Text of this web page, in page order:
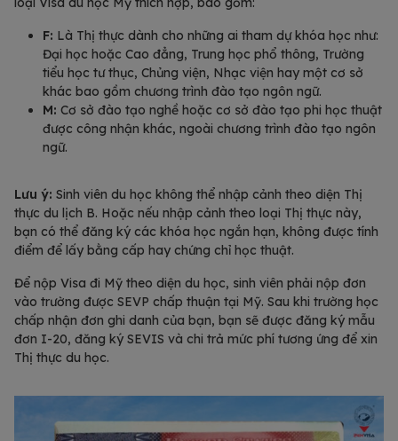
F: Là Thị thực dành cho những ai tham dự khóa học như:
Đại học hoặc Cao đẳng, Trung học phổ thông, Trường
tiểu học tư thục, Chủng viện, Nhạc viện hay một cơ sở
khác bao gồm chương trình đào tạo ngôn ngữ.
M: Cơ sở đào tạo nghề hoặc cơ sở đào tạo phi học thuật
được công nhận khác, ngoài chương trình đào tạo ngôn
ngữ.
Lưu ý: Sinh viên du học không thể nhập cảnh theo diện Thị
thực du lịch B. Hoặc nếu nhập cảnh theo loại Thị thực này,
bạn có thể đăng ký các khóa học ngắn hạn, không được tính
điểm để lấy bằng cấp hay chứng chỉ học thuật.
Để nộp Visa đi Mỹ theo diện du học, sinh viên phải nộp đơn
vào trường được SEVP chấp thuận tại Mỹ. Sau khi trường học
chấp nhận đơn ghi danh của bạn, bạn sẽ được đăng ký mẫu
đơn I-20, đăng ký SEVIS và chi trả mức phí tương ứng để xin
Thị thực du học.